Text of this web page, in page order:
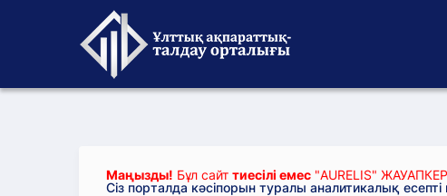
Маңызды! Бұл сайт тиесілі емес "AURELIS"
Сіз порталда кәсіпорын туралы аналитикалық